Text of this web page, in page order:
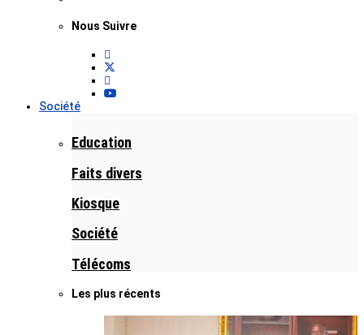
Nous Suivre
Société
Education
Faits divers
Kiosque
Société
Télécoms
Les plus récents